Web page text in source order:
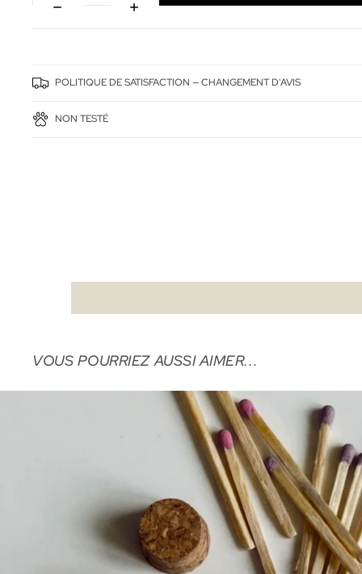
POLITIQUE DE SATISFACTION — CHANGEMENT D'AVIS
NON TESTÉ
VOUS POURRIEZ AUSSI AIMER...